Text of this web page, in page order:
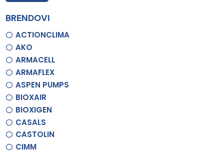
BRENDOVI
ACTIONCLIMA
AKO
ARMACELL
ARMAFLEX
ASPEN PUMPS
BIOXAIR
BIOXIGEN
CASALS
CASTOLIN
CIMM